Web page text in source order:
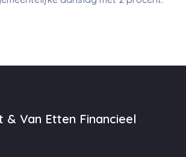
& Van Etten Financieel